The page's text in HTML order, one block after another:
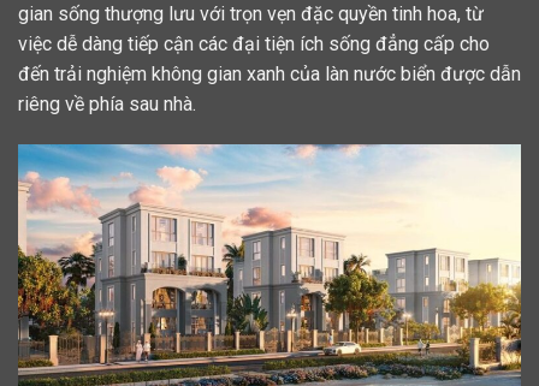
gian sống thượng lưu với trọn vẹn đặc quyền tinh hoa, từ
việc dễ dàng tiếp cận các đại tiện ích sống đẳng cấp cho
đến trải nghiệm không gian xanh của làn nước biển được dẫn
riêng về phía sau nhà.